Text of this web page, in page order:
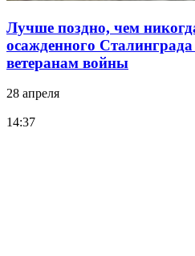
Лучше поздно, чем
осажденного
ветеранам войны
28 апреля
14:37